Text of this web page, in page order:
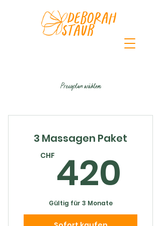
Preisplan wählen
3 Massagen Paket
CHF 420
Gültig für 3 Monate